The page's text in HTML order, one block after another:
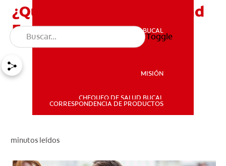
SALUD BUCAL
SALUD BUCAL
MISIÓN
CHEQUEO DE SALUD BUCAL
CORRESPONDENCIA DE PRODUCTOS
Toggle
¿Qué Causa La Sensibilidad
En Los Dientes?
minutos leídos